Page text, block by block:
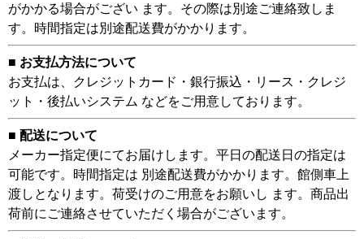
がかかる場合がござい ます。その際は別途ご連絡致しま
す。時間指定は別途配送費がかかります。
■ お支払方法について
お支払は、クレジットカード・銀行振込・リース・クレジ
ット・後払いシステム などをご用意しております。
■ 配送について
メーカー指定便にてお届けします。平日の配送日の指定は
可能です。時間指定は 別途配送費がかかります。館側車上
渡しとなります。荷受けのご用意をお願いし ます。商品出
荷前にご連絡させていただく場合がございます。